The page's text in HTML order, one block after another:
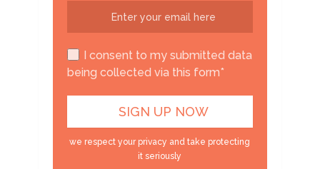
I consent to my submitted data
being collected via this form*
we respect your privacy and take protecting
it seriously